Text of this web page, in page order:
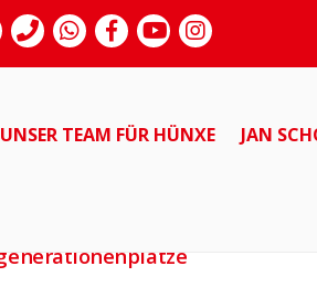
UNSER TEAM FÜR HÜNXE JAN